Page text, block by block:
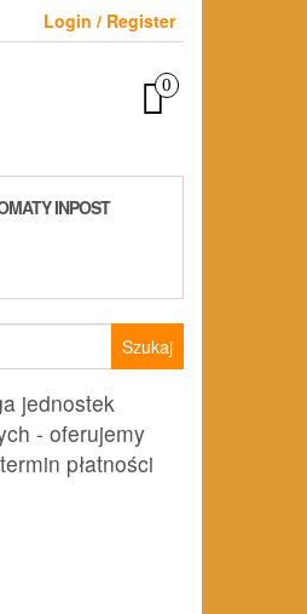
Login / Register
0
INPOST
jednostek
- oferujemy
płatności